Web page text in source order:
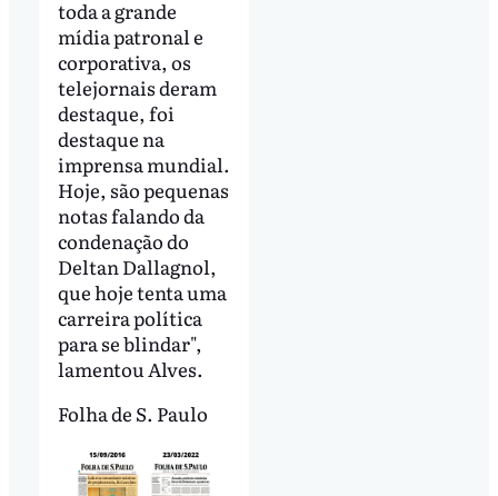
toda a grande
mídia patronal e
corporativa, os
telejornais deram
destaque, foi
destaque na
imprensa mundial.
Hoje, são pequenas
notas falando da
condenação do
Deltan Dallagnol,
que hoje tenta uma
carreira política
para se blindar",
lamentou Alves.
Folha de S. Paulo